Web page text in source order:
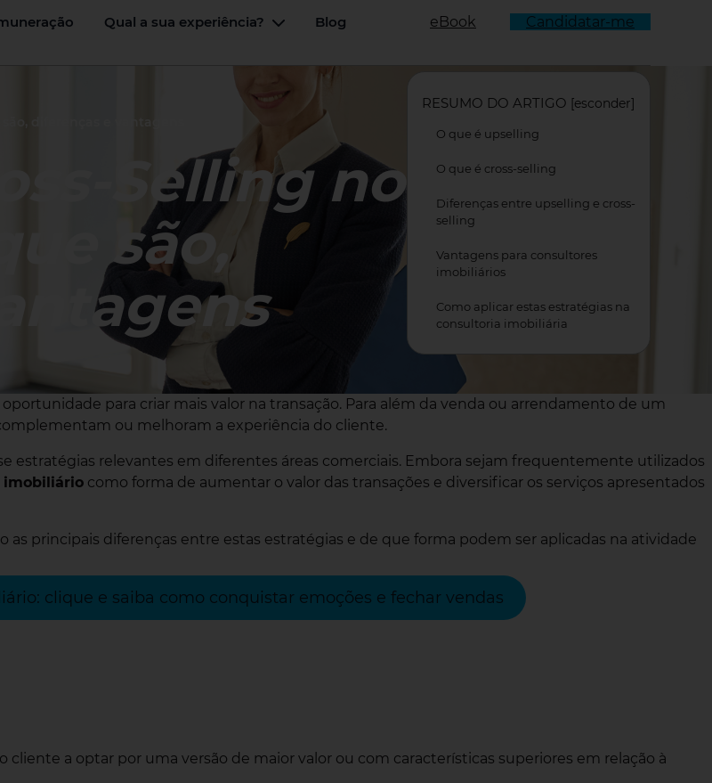
Qual a sua experiência? Alternar Menu
Blog eBook Candidatar-me
Selling no
são,
para criar mais valor na transação. Para além da venda ou arrendamento de um
ou melhoram a experiência do cliente.
estratégias relevantes em diferentes áreas comerciais. Embora sejam frequentemente utilizados
imobiliário como forma de aumentar o valor das transações e diversificar os serviços apresentados
as principais diferenças entre estas estratégias e de que forma podem ser aplicadas na atividade
clique e saiba como conquistar emoções e fechar vendas
RESUMO DO ARTIGO [esconder]
O que é upselling
O que é cross-selling
Diferenças entre upselling e cross-
selling
Vantagens para consultores
imobiliários
Como aplicar estas estratégias na
consultoria imobiliária
a optar por uma versão de maior valor ou com características superiores em relação à